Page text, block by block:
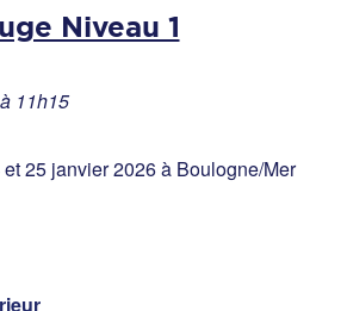
Niveau 1
11h15
et 25 janvier 2026 à Boulogne/Mer